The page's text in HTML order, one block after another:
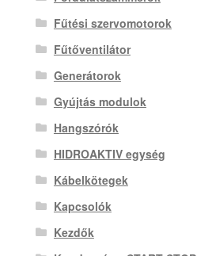
Fűtési szervomotorok
Fűtőventilátor
Generátorok
Gyújtás modulok
Hangszórók
HIDROAKTIV egység
Kábelkötegek
Kapcsolók
Kezdők